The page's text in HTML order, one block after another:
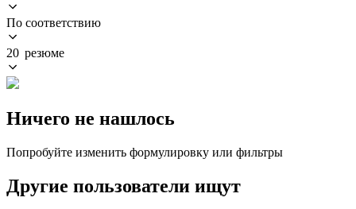
По соответствию
20 резюме
Ничего не нашлось
Попробуйте изменить формулировку или фильтры
Другие пользователи ищут